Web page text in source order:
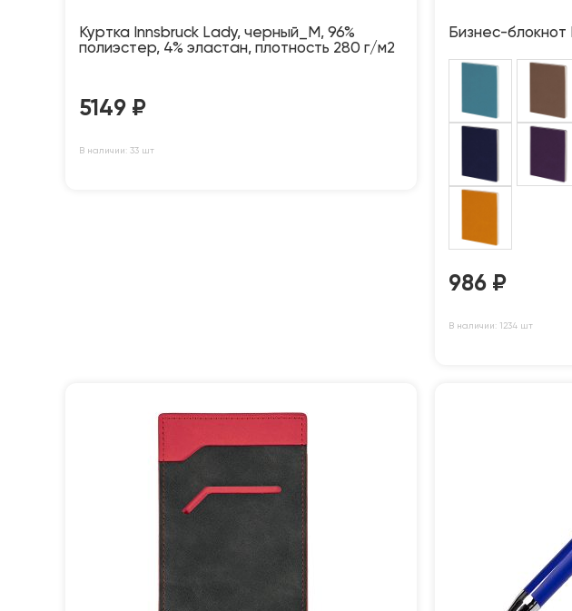
Куртка Innsbruck Lady, черный_M, 96%
полиэстер, 4% эластан, плотность 280 г/м2
5149 ₽
В наличии: 33 шт
Бизнес-блокнот
986 ₽
В наличии: 1234 шт